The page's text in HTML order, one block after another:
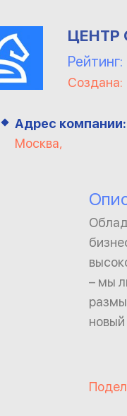
ЦЕНТР
Рейтинг:
Создана:
Адрес компании:
Москва,
– мы
новый